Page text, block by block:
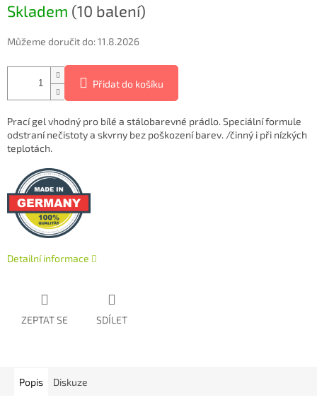
Skladem (10 balení)
Můžeme doručit do:11.8.2026
Přidat do košíku
Prací gel vhodný pro bílé a stálobarevné prádlo. Speciální formule
odstraní nečistoty a skvrny bez poškození barev. /činný i při nízkých
teplotách.
Detailní informace
ZEPTAT SE SDÍLET
Popis Diskuze